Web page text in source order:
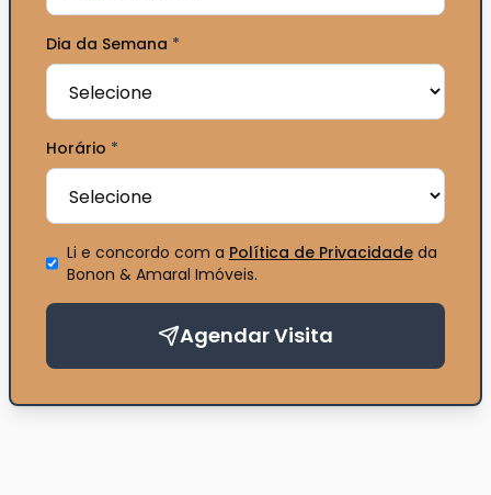
Dia da Semana *
Horário *
Li e concordo com a Política de Privacidadeda
Bonon & Amaral Imóveis.
Agendar Visita